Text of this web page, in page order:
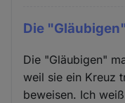
Die
Die "Gläubigen"
weil sie ein Kreuz
beweisen. Ich